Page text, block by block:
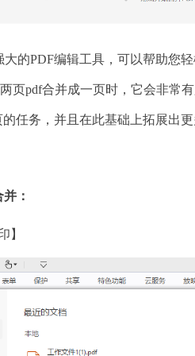
PDF编辑工具，可以帮助您轻
页pdf合并成一页时，它会非常
任务，并且在此基础上拓展出
：
】